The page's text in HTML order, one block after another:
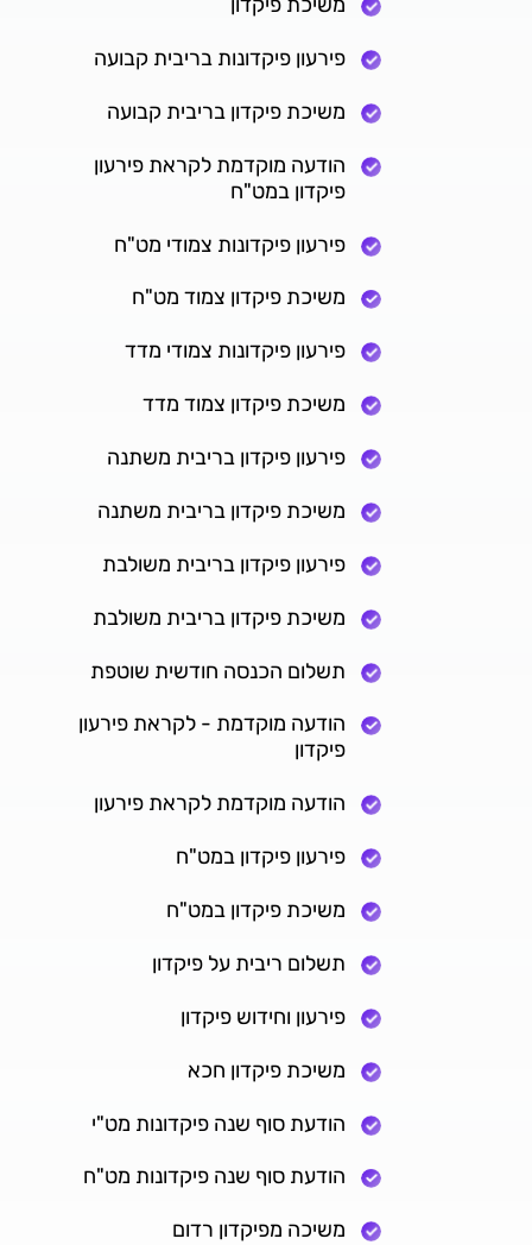
פירעון פיקדונות בריבית קבועה
משיכת פיקדון בריבית קבועה
הודעה מוקדמת לקראת פירעון
פיקדון במט"ח
פירעון פיקדונות צמודי מט"ח
משיכת פיקדון צמוד מט"ח
פירעון פיקדונות צמודי מדד
משיכת פיקדון צמוד מדד
פירעון פיקדון בריבית משתנה
משיכת פיקדון בריבית משתנה
פירעון פיקדון בריבית משולבת
משיכת פיקדון בריבית משולבת
תשלום הכנסה חודשית שוטפת
הודעה מוקדמת - לקראת פירעון
פיקדון
הודעה מוקדמת לקראת פירעון
פירעון פיקדון במט"ח
משיכת פיקדון במט"ח
תשלום ריבית על פיקדון
פירעון וחידוש פיקדון
משיכת פיקדון חכא
הודעת סוף שנה פיקדונות מט"י
הודעת סוף שנה פיקדונות מט"ח
משיכה מפיקדון רדום